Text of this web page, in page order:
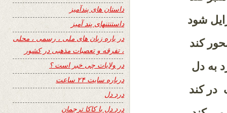
شود
کند
به دل
در کند
داستان های پندآمیز
داستنتنهای پند آمیز
در باره زبان های ملی ، رسمی ، محلی
، تفرقه و تعصبات مذهبی در کشور
در ولایات چی خبر است ؟
درباره سایت ۲۴ ساعت
درد دل
درد دل با کاکا ترجمان